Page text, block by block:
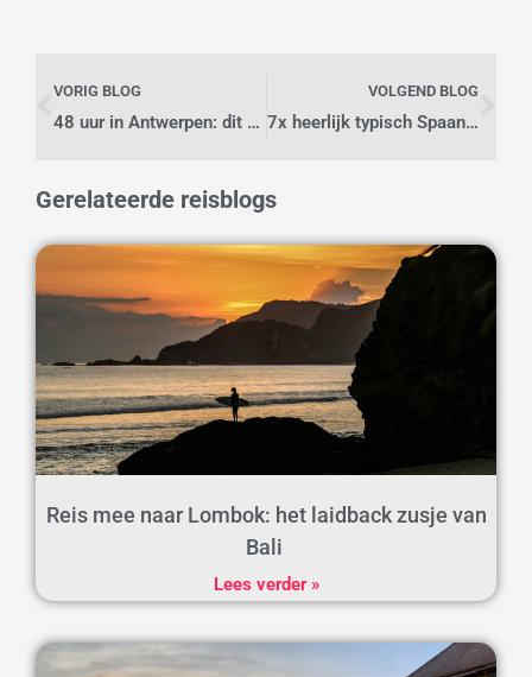
VORIG BLOG
48 uur in Antwerpen: dit kun je allemaal doen
VOLGEND BLOG
7x heerlijk typisch Spaans eten in Valencia
Gerelateerde reisblogs
Reis mee naar Lombok: het laidback zusje van
Bali
Lees verder »